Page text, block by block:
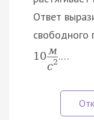
Ответ
свободного
10 м
с2 .…